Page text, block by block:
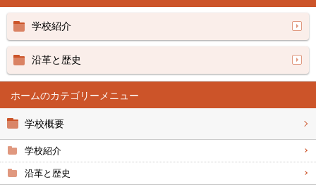
ホーム
学校概要
学校紹介
沿革と歴史
学校紹介
沿革と歴史